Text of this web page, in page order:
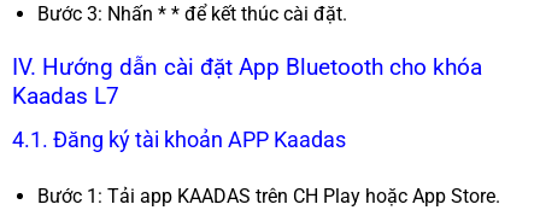
Bước 3: Nhấn * * để kết thúc cài đặt.
IV. Hướng dẫn cài đặt App Bluetooth cho khóa
Kaadas L7
4.1. Đăng ký tài khoản APP Kaadas
Bước 1: Tải app KAADAS trên CH Play hoặc App Store.